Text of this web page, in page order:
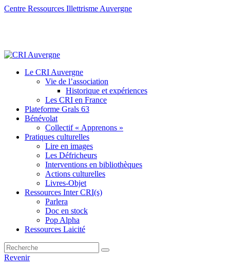
Centre Ressources Illettrisme Auvergne
Le CRI Auvergne
Vie de l’association
Historique et expériences
Les CRI en France
Plateforme Grals 63
Bénévolat
Collectif « Apprenons »
Pratiques culturelles
Lire en images
Les Défricheurs
Interventions en bibliothèques
Actions culturelles
Livres-Objet
Ressources Inter CRI(s)
Parlera
Doc en stock
Pop Alpha
Ressources Laicité
Revenir